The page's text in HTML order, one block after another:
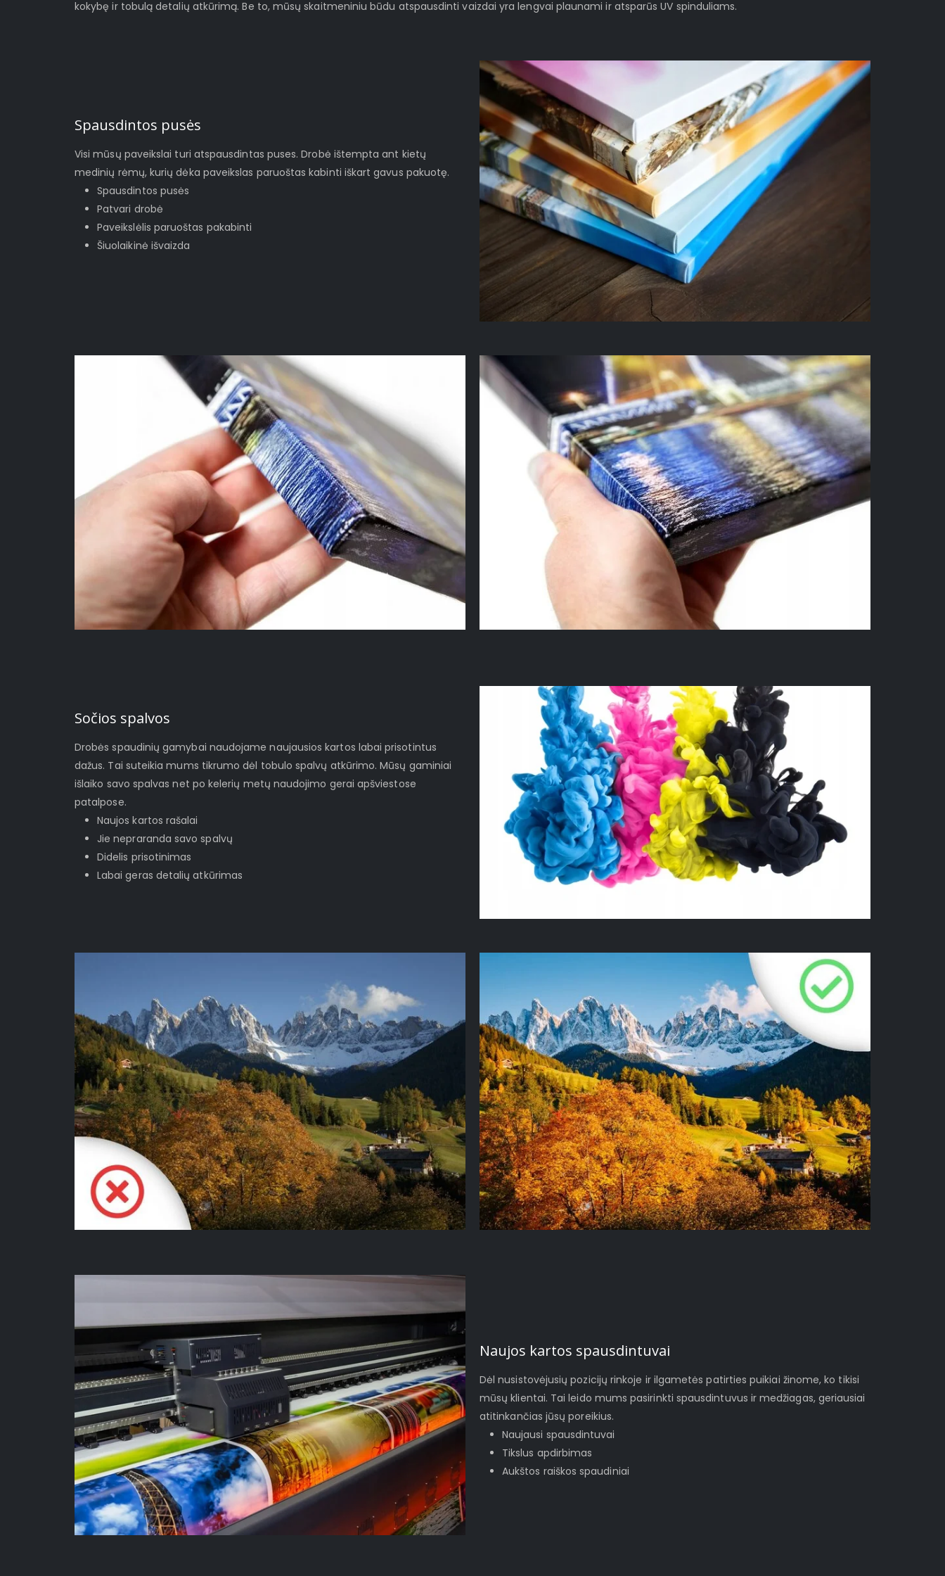
kokybę ir tobulą detalių atkūrimą. Be to, mūsų skaitmeniniu būdu atspausdinti vaizdai yra lengvai plaunami ir atsparūs UV spinduliams.
Spausdintos pusės
Visi mūsų paveikslai turi atspausdintas puses. Drobė ištempta ant kietų
medinių rėmų, kurių dėka paveikslas paruoštas kabinti iškart gavus pakuotę.
Spausdintos pusės
Patvari drobė
Paveikslėlis paruoštas pakabinti
Šiuolaikinė išvaizda
Sočios spalvos
Drobės spaudinių gamybai naudojame naujausios kartos labai prisotintus
dažus. Tai suteikia mums tikrumo dėl tobulo spalvų atkūrimo. Mūsų gaminiai
išlaiko savo spalvas net po kelerių metų naudojimo gerai apšviestose
patalpose.
Naujos kartos rašalai
Jie nepraranda savo spalvų
Didelis prisotinimas
Labai geras detalių atkūrimas
Naujos kartos spausdintuvai
Dėl nusistovėjusių pozicijų rinkoje ir ilgametės patirties puikiai žinome, ko tikisi
mūsų klientai. Tai leido mums pasirinkti spausdintuvus ir medžiagas, geriausiai
atitinkančias jūsų poreikius.
Naujausi spausdintuvai
Tikslus apdirbimas
Aukštos raiškos spaudiniai